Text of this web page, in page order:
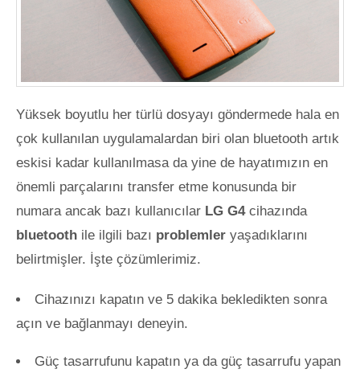
Yüksek boyutlu her türlü dosyayı göndermede hala en
çok kullanılan uygulamalardan biri olan bluetooth artık
eskisi kadar kullanılmasa da yine de hayatımızın en
önemli parçalarını transfer etme konusunda bir
numara ancak bazı kullanıcılar LG G4 cihazında
bluetooth ile ilgili bazı problemler yaşadıklarını
belirtmişler. İşte çözümlerimiz.
Cihazınızı kapatın ve 5 dakika bekledikten sonra
açın ve bağlanmayı deneyin.
Güç tasarrufunu kapatın ya da güç tasarrufu yapan